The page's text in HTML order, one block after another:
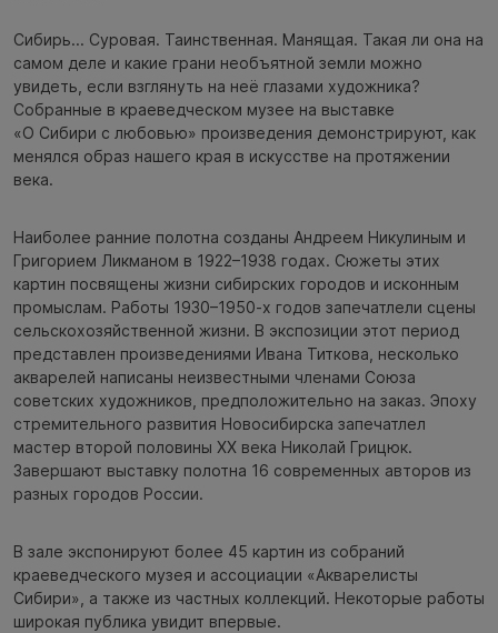
Сибирь... Суровая. Таинственная. Манящая. Такая ли она на
самом деле и какие грани необъятной земли можно
увидеть, если взглянуть на неё глазами художника?
Собранные в краеведческом музее на выставке
«О Сибири с любовью» произведения демонстрируют, как
менялся образ нашего края в искусстве на протяжении
века.
Наиболее ранние полотна созданы Андреем Никулиным и
Григорием Ликманом в 1922–1938 годах. Сюжеты этих
картин посвящены жизни сибирских городов и исконным
промыслам. Работы 1930–1950-х годов запечатлели сцены
сельскохозяйственной жизни. В экспозиции этот период
представлен произведениями Ивана Титкова, несколько
акварелей написаны неизвестными членами Союза
советских художников, предположительно на заказ. Эпоху
стремительного развития Новосибирска запечатлел
мастер второй половины XX века Николай Грицюк.
Завершают выставку полотна 16 современных авторов из
разных городов России.
В зале экспонируют более 45 картин из собраний
краеведческого музея и ассоциации «Акварелисты
Сибири», а также из частных коллекций. Некоторые работы
широкая публика увидит впервые.